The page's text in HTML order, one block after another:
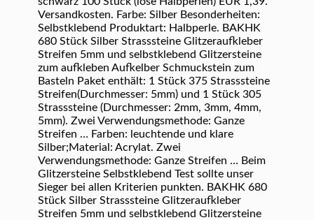
Versandkosten. Farbe: Silber Besonderheiten:
Selbstklebend Produktart: Halbperle. BAKHK
680 Stück Silber Strasssteine Glitzeraufkleber
Streifen 5mm und selbstklebend Glitzersteine
zum aufkleben Aufkelber Schmuckstein zum
Basteln Paket enthält: 1 Stück 375 Strasssteine
Streifen(Durchmesser: 5mm) und 1 Stück 305
Strasssteine (Durchmesser: 2mm, 3mm, 4mm,
5mm). Zwei Verwendungsmethode: Ganze
Streifen … Farben: leuchtende und klare
Silber;Material: Acrylat. Zwei
Verwendungsmethode: Ganze Streifen … Beim
Glitzersteine Selbstklebend Test sollte unser
Sieger bei allen Kriterien punkten. BAKHK 680
Stück Silber Strasssteine Glitzeraufkleber
Streifen 5mm und selbstklebend Glitzersteine